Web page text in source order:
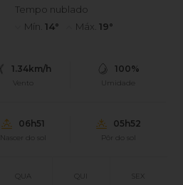
Tempo nublado
Mín. 14° Máx. 19°
1.34km/h
Vento
100%
Umidade
06h51
Nascer do sol
05h52
Pôr do sol
QUA SEX